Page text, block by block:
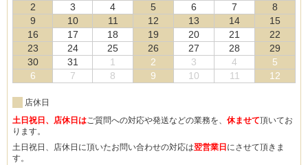
2
3 4 5 6 7
8
9
10 11 12 13 14
15
16
17 18 19 20 21
22
23
24 25 26 27 28
29
30
31 1 2 3 4
5
6
7 8 9 10 11 12
店休日
土日祝日、店休日はご質問への対応や発送などの業務を、 休ませて頂いてお
ります。
土日祝日、店休日に頂いたお問い合わせの対応は翌営業日 にさせて頂きま
す。